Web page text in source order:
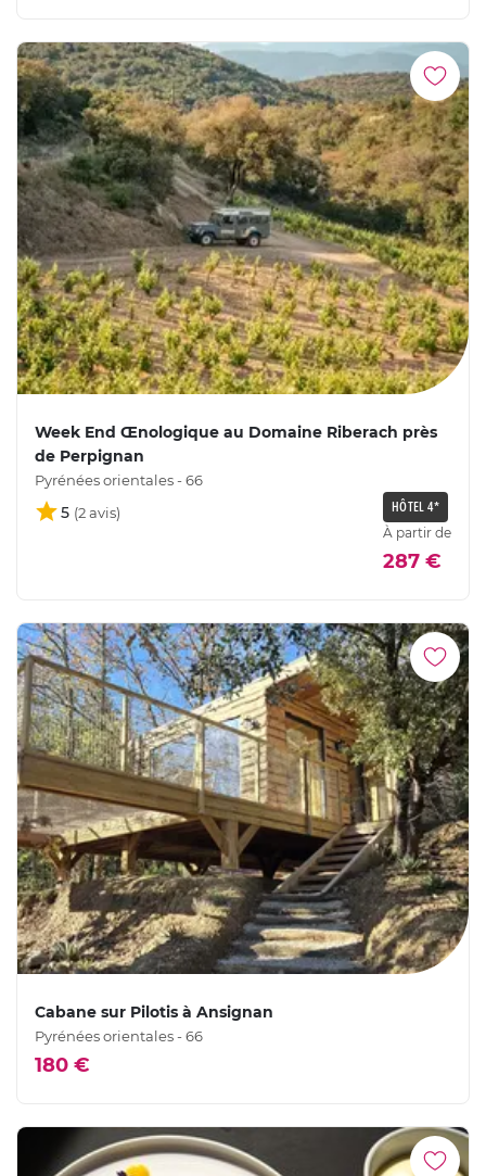
Week End Œnologique au Domaine Riberach près
de Perpignan
Pyrénées orientales - 66
5 HÔTEL 4*
À partir de
287 €
Cabane sur Pilotis à Ansignan
Pyrénées orientales - 66
180 €